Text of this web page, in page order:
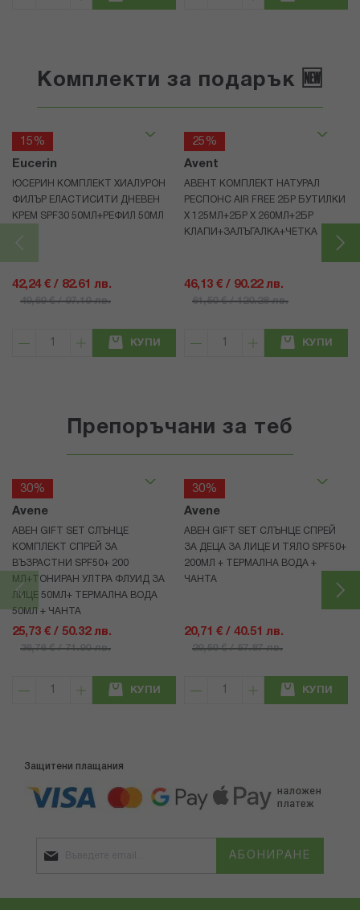
Комплекти за подарък 🆕
15%
Eucerin
ЮСЕРИН КОМПЛЕКТ ХИАЛУРОН
ФИЛЪР ЕЛАСТИСИТИ ДНЕВЕН
КРЕМ SPF30 50МЛ+РЕФИЛ 50МЛ
42,24 € / 82.61 лв.
49,69 € / 97.19 лв.
КУПИ
25%
Avent
АВЕНТ КОМПЛЕКТ НАТУРАЛ
РЕСПОНС AIR FREE 2БР БУТИЛКИ
Х 125МЛ+2БР Х 260МЛ+2БР
КЛАПИ+ЗАЛЪГАЛКА+ЧЕТКА
46,13 € / 90.22 лв.
61,50 € / 120.28 лв.
КУПИ
Препоръчани за теб
30%
Avene
АВЕН GIFT SET СЛЪНЦЕ
КОМПЛЕКТ СПРЕЙ ЗА
ВЪЗРАСТНИ SPF50+ 200
МЛ+ТОНИРАН УЛТРА ФЛУИД ЗА
ЛИЦЕ 50МЛ+ ТЕРМАЛНА ВОДА
50МЛ + ЧАНТА
25,73 € / 50.32 лв.
36,76 € / 71.90 лв.
КУПИ
30%
Avene
АВЕН GIFT SET СЛЪНЦЕ СПРЕЙ
ЗА ДЕЦА ЗА ЛИЦЕ И ТЯЛО SPF50+
200МЛ + ТЕРМАЛНА ВОДА +
ЧАНТА
20,71 € / 40.51 лв.
29,59 € / 57.87 лв.
КУПИ
Защитени плащания
АБОНИРАНЕ